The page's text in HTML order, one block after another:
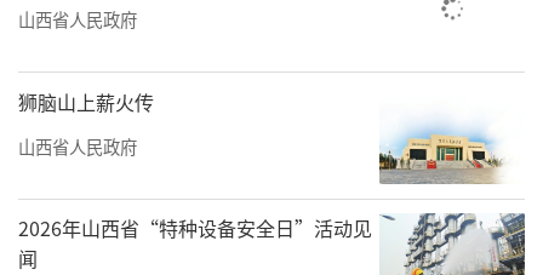
山西省人民政府
狮脑山上薪火传
山西省人民政府
2026年山西省“特种设备安全日”活动见
闻